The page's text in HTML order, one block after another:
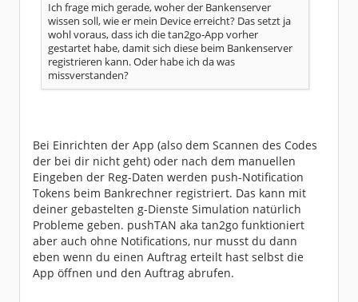
Ich frage mich gerade, woher der Bankenserver
wissen soll, wie er mein Device erreicht? Das setzt ja
wohl voraus, dass ich die tan2go-App vorher
gestartet habe, damit sich diese beim Bankenserver
registrieren kann. Oder habe ich da was
missverstanden?
Bei Einrichten der App (also dem Scannen des Codes
der bei dir nicht geht) oder nach dem manuellen
Eingeben der Reg-Daten werden push-Notification
Tokens beim Bankrechner registriert. Das kann mit
deiner gebastelten g-Dienste Simulation natürlich
Probleme geben. pushTAN aka tan2go funktioniert
aber auch ohne Notifications, nur musst du dann
eben wenn du einen Auftrag erteilt hast selbst die
App öffnen und den Auftrag abrufen.